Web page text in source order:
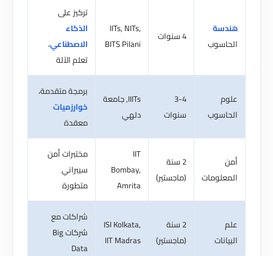
4 سنوات
BITS Pilani
الذكاء
الاصطناعي
3-4
سنوات
IIITs, جامعة
دلهي
برمجة متقدمة،
خوارزميات
معقدة
2 سنة
(ماجستير)
Bombay,
Amrita
مختبرات أمن
سيبراني
متطورة
2 سنة
(ماجستير)
ISI Kolkata,
IIT Madras
شركات Big
Data